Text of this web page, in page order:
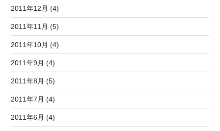
2011年12月 (4)
2011年11月 (5)
2011年10月 (4)
2011年9月 (4)
2011年8月 (5)
2011年7月 (4)
2011年6月 (4)